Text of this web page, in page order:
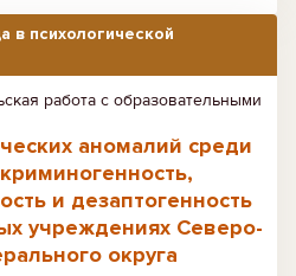
в психологической
работа с образовательными
аномалий среди
и дезаптогенность
учреждениях Северо-
округа